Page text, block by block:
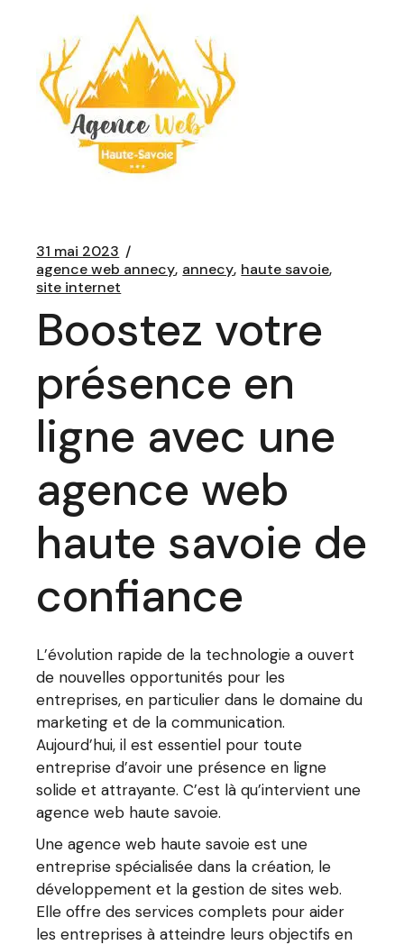
31 mai 2023
agence web annecy annecy haute savoie
site internet
Boostez votre
présence en
ligne avec une
agence web
haute savoie de
confiance
L’évolution rapide de la technologie a ouvert
de nouvelles opportunités pour les
entreprises, en particulier dans le domaine du
marketing et de la communication.
Aujourd’hui, il est essentiel pour toute
entreprise d’avoir une présence en ligne
solide et attrayante. C’est là qu’intervient une
agence web haute savoie.
Une agence web haute savoie est une
entreprise spécialisée dans la création, le
développement et la gestion de sites web.
Elle offre des services complets pour aider
les entreprises à atteindre leurs objectifs en